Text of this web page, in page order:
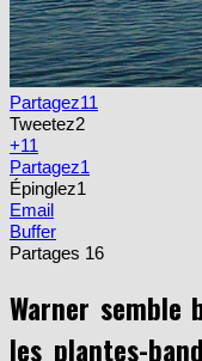
Partagez11
Tweetez2
+11
Partagez1
Épinglez1
Email
Buffer
Partages 16
Warner
les plantes-